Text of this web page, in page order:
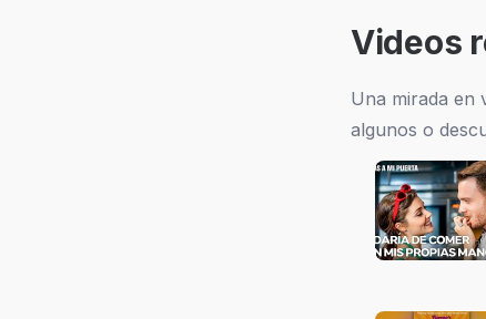
Videos
Una mirada en
algunos o